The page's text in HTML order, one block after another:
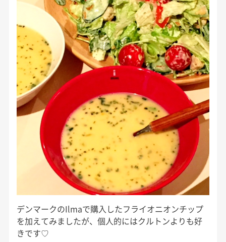
デンマークのIlmaで購入したフライオニオンチップ
を加えてみましたが、個人的にはクルトンよりも好
きです♡